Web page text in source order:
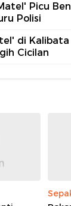
Picu
Polisi
di
Cicilan